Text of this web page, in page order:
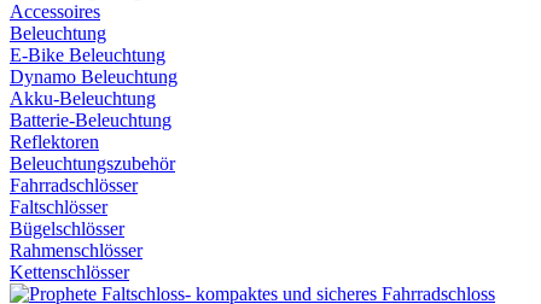
Accessoires
Beleuchtung
E-Bike Beleuchtung
Dynamo Beleuchtung
Akku-Beleuchtung
Batterie-Beleuchtung
Reflektoren
Beleuchtungszubehör
Fahrradschlösser
Faltschlösser
Bügelschlösser
Rahmenschlösser
Kettenschlösser